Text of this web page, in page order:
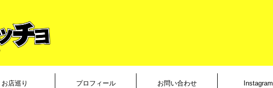
お店巡り プロフィール お問い合わせ Instagram